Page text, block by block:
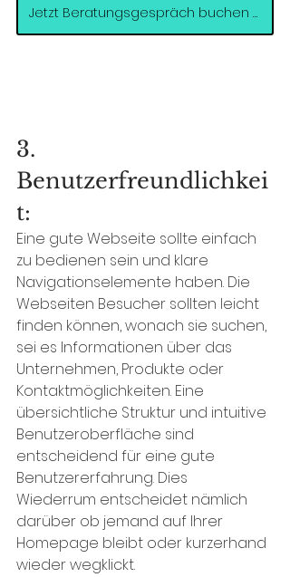
Jetzt Beratungsgespräch buchen >>
3.
Benutzerfreundlichkei
t:
Eine gute Webseite sollte einfach
zu bedienen sein und klare
Navigationselemente haben. Die
Webseiten Besucher sollten leicht
finden können, wonach sie suchen,
sei es Informationen über das
Unternehmen, Produkte oder
Kontaktmöglichkeiten. Eine
übersichtliche Struktur und intuitive
Benutzeroberfläche sind
entscheidend für eine gute
Benutzererfahrung. Dies
Wiederrum entscheidet nämlich
darüber ob jemand auf Ihrer
Homepage bleibt oder kurzerhand
wieder wegklickt.